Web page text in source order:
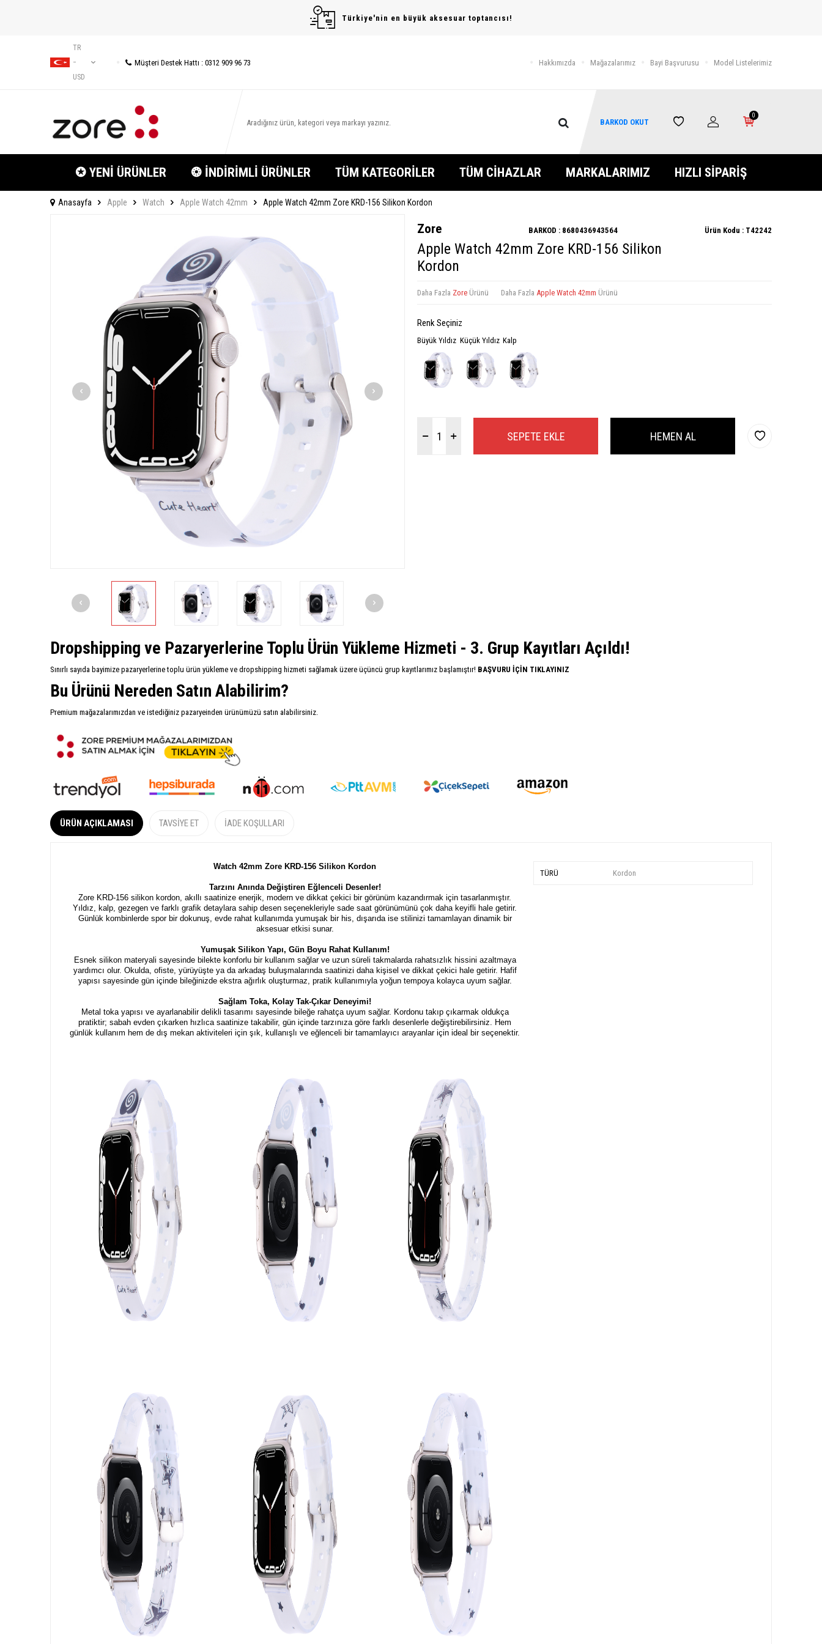
Türkiye'nin en büyük aksesuar toptancısı!
TR
−
USD
Müşteri Destek Hattı : 0312 909 96 73 Hakkımızda Mağazalarımız Bayi Başvurusu Model Listelerimiz
BARKOD OKUT
0
✪ YENİ ÜRÜNLER ❂ İNDİRİMLİ ÜRÜNLER TÜM KATEGORİLER TÜM CİHAZLAR MARKALARIMIZ HIZLI SİPARİŞ
Anasayfa Apple Watch Apple Watch 42mm Apple Watch 42mm Zore KRD-156 Silikon Kordon
Zore BARKOD : 8680436943564 Ürün Kodu : T42242
Apple Watch 42mm Zore KRD-156 Silikon
Kordon
Daha Fazla Zore Ürünü Daha Fazla Apple Watch 42mm Ürünü
Renk Seçiniz
Büyük Yıldız Küçük Yıldız Kalp
SEPETE EKLE HEMEN AL
Dropshipping ve Pazaryerlerine Toplu Ürün Yükleme Hizmeti - 3. Grup Kayıtları Açıldı!
Sınırlı sayıda bayimize pazaryerlerine toplu ürün yükleme ve dropshipping hizmeti sağlamak üzere üçüncü grup kayıtlarımız başlamıştır! BAŞVURU İÇİN TIKLAYINIZ
Bu Ürünü Nereden Satın Alabilirim?
Premium mağazalarımızdan ve istediğiniz pazaryeinden ürünümüzü satın alabilirsiniz.
ÜRÜN AÇIKLAMASI TAVSIYE ET İADE KOŞULLARI
Watch 42mm Zore KRD-156 Silikon Kordon
Tarzını Anında Değiştiren Eğlenceli Desenler!
Zore KRD-156 silikon kordon, akıllı saatinize enerjik, modern ve dikkat çekici bir görünüm kazandırmak için tasarlanmıştır.
Yıldız, kalp, gezegen ve farklı grafik detaylara sahip desen seçenekleriyle sade saat görünümünü çok daha keyifli hale getirir.
Günlük kombinlerde spor bir dokunuş, evde rahat kullanımda yumuşak bir his, dışarıda ise stilinizi tamamlayan dinamik bir
aksesuar etkisi sunar.
Yumuşak Silikon Yapı, Gün Boyu Rahat Kullanım!
Esnek silikon materyali sayesinde bilekte konforlu bir kullanım sağlar ve uzun süreli takmalarda rahatsızlık hissini azaltmaya
yardımcı olur. Okulda, ofiste, yürüyüşte ya da arkadaş buluşmalarında saatinizi daha kişisel ve dikkat çekici hale getirir. Hafif
yapısı sayesinde gün içinde bileğinizde ekstra ağırlık oluşturmaz, pratik kullanımıyla yoğun tempoya kolayca uyum sağlar.
Sağlam Toka, Kolay Tak-Çıkar Deneyimi!
Metal toka yapısı ve ayarlanabilir delikli tasarımı sayesinde bileğe rahatça uyum sağlar. Kordonu takıp çıkarmak oldukça
pratiktir; sabah evden çıkarken hızlıca saatinize takabilir, gün içinde tarzınıza göre farklı desenlerle değiştirebilirsiniz. Hem
günlük kullanım hem de dış mekan aktiviteleri için şık, kullanışlı ve eğlenceli bir tamamlayıcı arayanlar için ideal bir seçenektir.
TÜRÜ Kordon